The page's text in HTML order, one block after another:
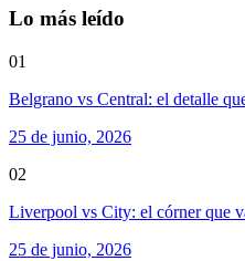
Lo más leído
01
Belgrano vs Central: el detalle
25 de junio, 2026
02
Liverpool vs City: el córner que
25 de junio, 2026